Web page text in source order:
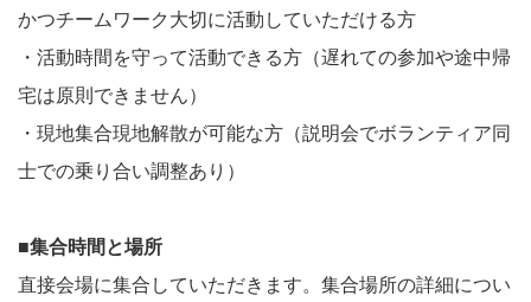
かつチームワーク大切に活動していただける方
・活動時間を守って活動できる方（遅れての参加や途中帰
宅は原則できません）
・現地集合現地解散が可能な方（説明会でボランティア同
士での乗り合い調整あり）
■集合時間と場所
直接会場に集合していただきます。集合場所の詳細につい